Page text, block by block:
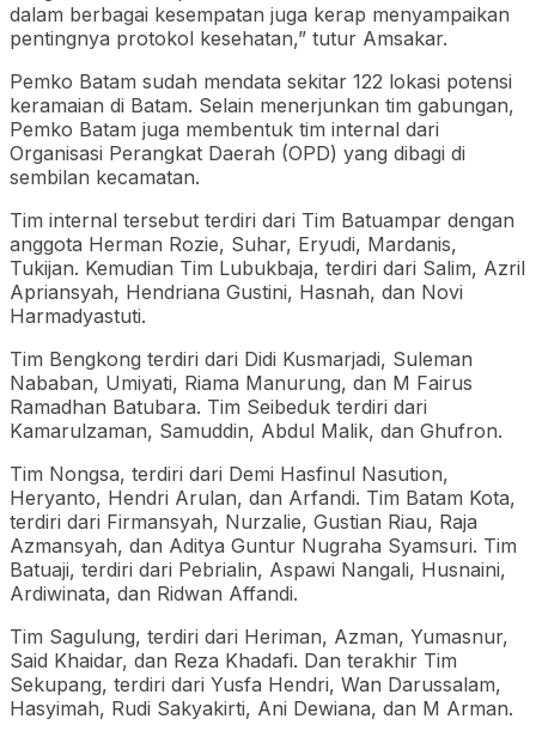
dalam berbagai kesempatan juga kerap menyampaikan
pentingnya protokol kesehatan,” tutur Amsakar.
Pemko Batam sudah mendata sekitar 122 lokasi potensi
keramaian di Batam. Selain menerjunkan tim gabungan,
Pemko Batam juga membentuk tim internal dari
Organisasi Perangkat Daerah (OPD) yang dibagi di
sembilan kecamatan.
Tim internal tersebut terdiri dari Tim Batuampar dengan
anggota Herman Rozie, Suhar, Eryudi, Mardanis,
Tukijan. Kemudian Tim Lubukbaja, terdiri dari Salim, Azril
Apriansyah, Hendriana Gustini, Hasnah, dan Novi
Harmadyastuti.
Tim Bengkong terdiri dari Didi Kusmarjadi, Suleman
Nababan, Umiyati, Riama Manurung, dan M Fairus
Ramadhan Batubara. Tim Seibeduk terdiri dari
Kamarulzaman, Samuddin, Abdul Malik, dan Ghufron.
Tim Nongsa, terdiri dari Demi Hasfinul Nasution,
Heryanto, Hendri Arulan, dan Arfandi. Tim Batam Kota,
terdiri dari Firmansyah, Nurzalie, Gustian Riau, Raja
Azmansyah, dan Aditya Guntur Nugraha Syamsuri. Tim
Batuaji, terdiri dari Pebrialin, Aspawi Nangali, Husnaini,
Ardiwinata, dan Ridwan Affandi.
Tim Sagulung, terdiri dari Heriman, Azman, Yumasnur,
Said Khaidar, dan Reza Khadafi. Dan terakhir Tim
Sekupang, terdiri dari Yusfa Hendri, Wan Darussalam,
Hasyimah, Rudi Sakyakirti, Ani Dewiana, dan M Arman.